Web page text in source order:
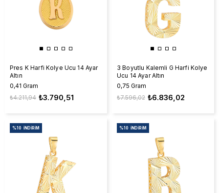
Pres K Harfi Kolye Ucu 14 Ayar
Altın
0,41 Gram
₺3.790,51
₺4.211,94
3 Boyutlu Kalemli G Harfi Kolye
Ucu 14 Ayar Altın
0,75 Gram
₺6.836,02
₺7.596,02
%10 İNDIRIM %10 İNDIRIM